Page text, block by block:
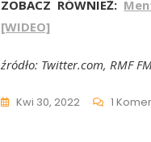
ZOBACZ RÓWNIEŻ:
[WIDEO]
źródło: Twitter.com, RMF
Kwi 30, 2022 1